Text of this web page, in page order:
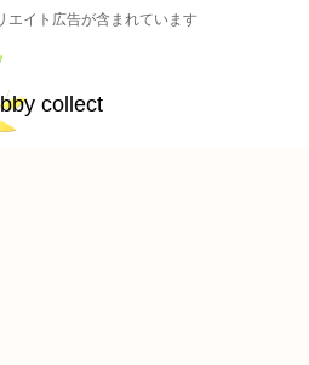
エイト広告が含まれています
collect